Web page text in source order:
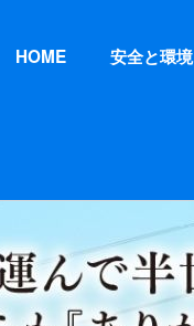
HOME 安全と環境